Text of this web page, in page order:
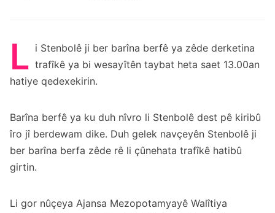
L i Stenbolê ji ber barîna berfê ya zêde derketina
trafîkê ya bi wesayîtên taybat heta saet 13.00an
hatiye qedexekirin.
Barîna berfê ya ku duh nîvro li Stenbolê dest pê kiribû
îro jî berdewam dike. Duh gelek navçeyên Stenbolê ji
ber barîna berfa zêde rê li çûnehata trafîkê hatibû
girtin.
Li gor nûçeya Ajansa Mezopotamyayê Walîtiya